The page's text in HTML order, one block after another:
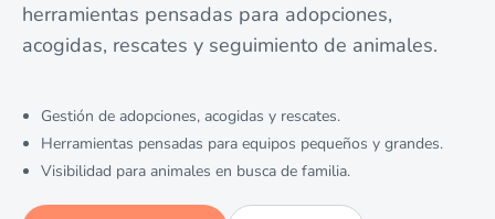
herramientas pensadas para adopciones,
acogidas, rescates y seguimiento de animales.
Gestión de adopciones, acogidas y rescates.
Herramientas pensadas para equipos pequeños y grandes.
Visibilidad para animales en busca de familia.